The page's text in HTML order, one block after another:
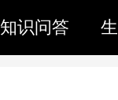
知识问答